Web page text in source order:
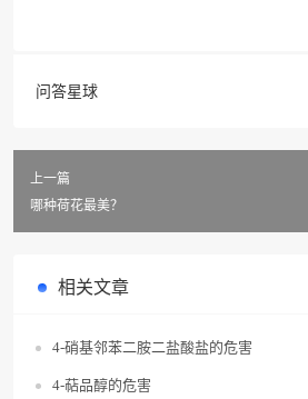
问答星球
上一篇
哪种荷花最美？
相关文章
4-硝基邻苯二胺二盐酸盐的危害
4-萜品醇的危害